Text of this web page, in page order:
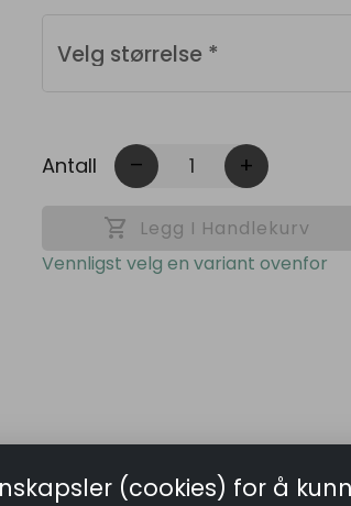
Velg størrelse *
Antall remove add
shopping_cart
Legg I Handlekurv
Vennligst velg en variant ovenfor
(cookies) for å